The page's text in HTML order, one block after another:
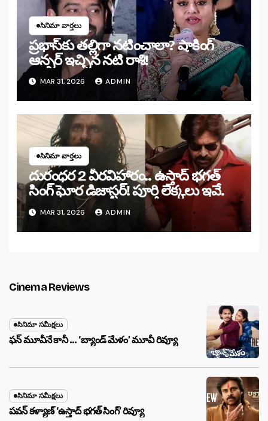
సినిమా వార్తలు
ప్రభాస్‌కు తల్లిగా నటించాలా? షాకింగ్
ఆన్సర్ ఇచ్చిన నటి రాశి!
MAR 31, 2026 ADMIN
సినిమా వార్తలు
దురంధర 2 వీరవిహారం.. ఉస్తాద్ భగత్
సింగ్ ఘోర డిజాస్టర్! పూర్తి లెక్కలు ఇవే.
MAR 31, 2026 ADMIN
Cinema Reviews
సినిమా సమీక్షలు
ఫన్ మూవీనే కానీ … ‘బ్యాండ్‌ మేళం’ మూవీ రివ్యూ
సినిమా సమీక్షలు
పవన్ కళ్యాణ్ ‘ఉస్తాద్ భ‌గ‌త్ సింగ్’ రివ్యూ